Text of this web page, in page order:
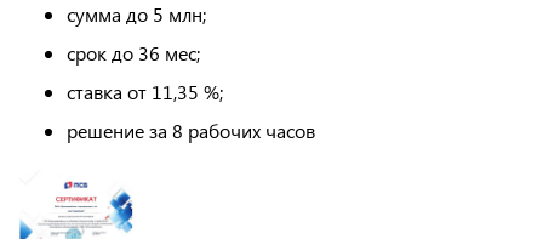
сумма до 5 млн;
срок до 36 мес;
ставка от 11,35 %;
решение за 8 рабочих часов